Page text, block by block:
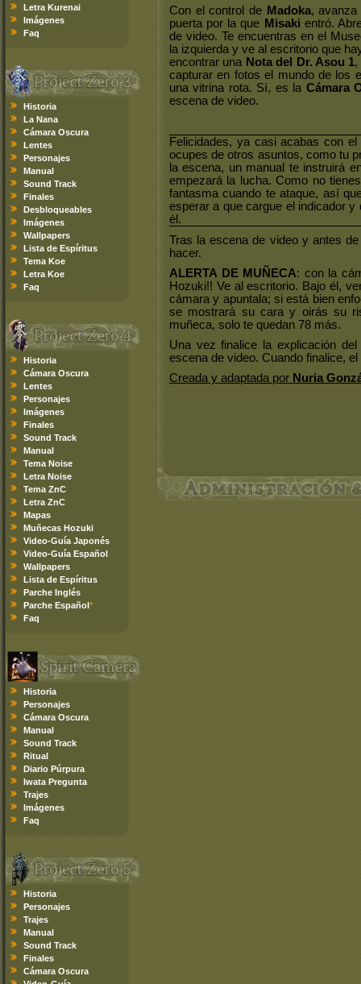
Letra Kurenai
Imágenes
Faq
Historia
La Nana
Cámara Oscura
Lentes
Personajes
Manual
Sound Track
Finales
Desbloqueables
Imágenes
Wallpapers
Lista de Espíritus
Tema Koe
Letra Koe
Faq
Historia
Cámara Oscura
Lentes
Personajes
Imágenes
Finales
Sound Track
Manual
Tema Noise
Letra Noise
Tema ZnC
Letra ZnC
Mapas
Muñecas Hozuki
Video-Guía Japonés
Video-Guía Español
Wallpapers
Lista de Espíritus
Parche Inglés
Parche Español*
Faq
Historia
Personajes
Cámara Oscura
Manual
Sound Track
Ritual
Diario Púrpura
Iwata Pregunta
Trajes
Imágenes
Faq
Historia
Personajes
Trajes
Manual
Sound Track
Finales
Cámara Oscura
Con el control de Madoka, avanza
puerta por la que Misaki entró.
de video. Te encuentras en el
la izquierda y ve al escritorio que
encontrar una Nota del Dr. Asou 1,
capturar en fotos el mundo de los
una vitrina rota. Sí, es la Cámara
escena de video.
Felicidades, ya casi acabas con
ocupes de otros asuntos, como tu
la escena, un manual te instruirá
empezará la lucha. Como no
fantasma cuando te ataque, así
esperar a que cargue el indicador
él.
Tras la escena de video y antes
hacer.
ALERTA DE MUÑECA: con la
Hozuki!! Ve al escritorio. Bajo él,
cámara y apuntala; si está bien
se mostrará su cara y oirás su
muñeca, solo te quedan 78 más.
Una vez finalice la explicación
escena de video. Cuando finalice,
Creada y adaptada por Nuria